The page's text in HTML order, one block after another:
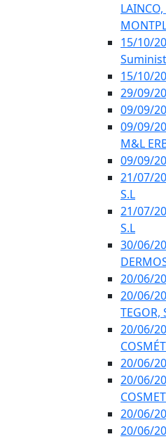
15/10/
15/10/
29/09/
09/09/
09/09/
M&L
09/09/
21/07/
S.L
21/07/
S.L
30/06/
20/06/
20/06/
TEGOR,
20/06/
20/06/
20/06/
20/06/
20/06/